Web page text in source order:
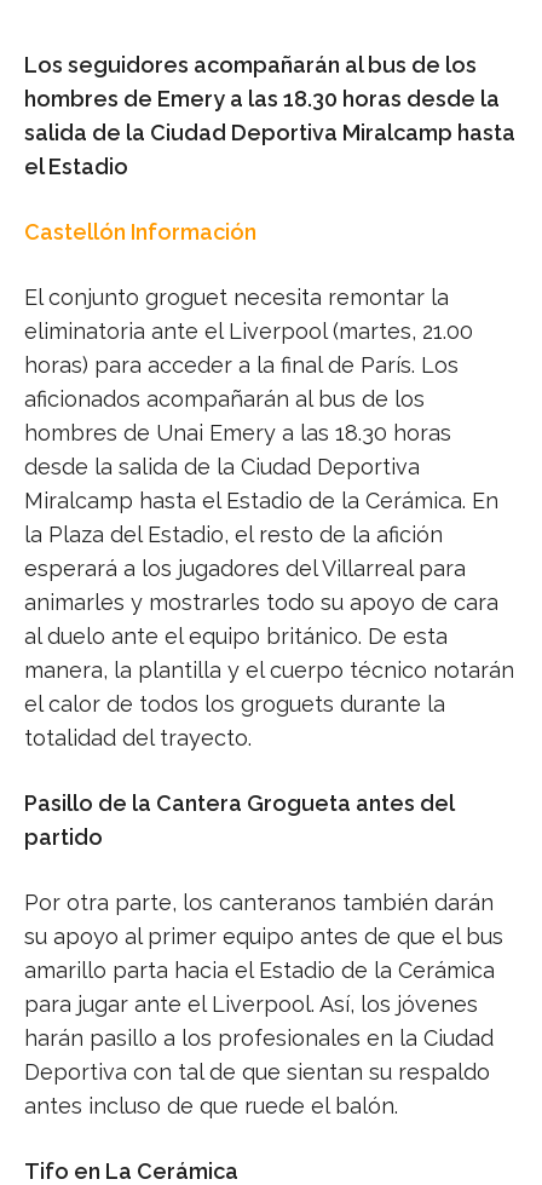
Los seguidores acompañarán al bus de los
hombres de Emery a las 18.30 horas desde la
salida de la Ciudad Deportiva Miralcamp hasta
el Estadio
Castellón Información
El conjunto groguet necesita remontar la
eliminatoria ante el Liverpool (martes, 21.00
horas) para acceder a la final de París. Los
aficionados acompañarán al bus de los
hombres de Unai Emery a las 18.30 horas
desde la salida de la Ciudad Deportiva
Miralcamp hasta el Estadio de la Cerámica. En
la Plaza del Estadio, el resto de la afición
esperará a los jugadores del Villarreal para
animarles y mostrarles todo su apoyo de cara
al duelo ante el equipo británico. De esta
manera, la plantilla y el cuerpo técnico notarán
el calor de todos los groguets durante la
totalidad del trayecto.
Pasillo de la Cantera Grogueta antes del
partido
Por otra parte, los canteranos también darán
su apoyo al primer equipo antes de que el bus
amarillo parta hacia el Estadio de la Cerámica
para jugar ante el Liverpool. Así, los jóvenes
harán pasillo a los profesionales en la Ciudad
Deportiva con tal de que sientan su respaldo
antes incluso de que ruede el balón.
Tifo en La Cerámica